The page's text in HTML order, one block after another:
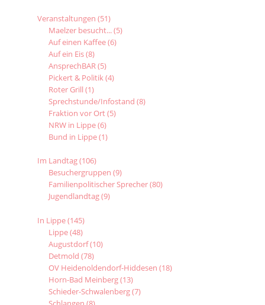
Veranstaltungen (51)
Maelzer besucht...(5)
Auf einen Kaffee(6)
Auf ein Eis(8)
AnsprechBAR(5)
Pickert & Politik(4)
Roter Grill (1)
Sprechstunde/Infostand (8)
Fraktion vor Ort(5)
NRW in Lippe(6)
Bund in Lippe(1)
Im Landtag(106)
Besuchergruppen (9)
Familienpolitischer Sprecher(80)
Jugendlandtag(9)
In Lippe(145)
Lippe(48)
Augustdorf(10)
Detmold (78)
OV Heidenoldendorf-Hiddesen (18)
Horn-Bad Meinberg(13)
Schieder-Schwalenberg(7)